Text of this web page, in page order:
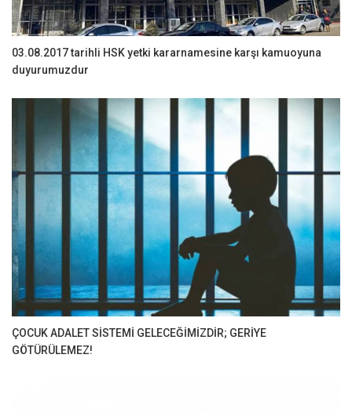
03.08.2017 tarihli HSK yetki kararnamesine karşı kamuoyuna
duyurumuzdur
ÇOCUK ADALET SİSTEMİ GELECEĞİMİZDİR; GERİYE
GÖTÜRÜLEMEZ!